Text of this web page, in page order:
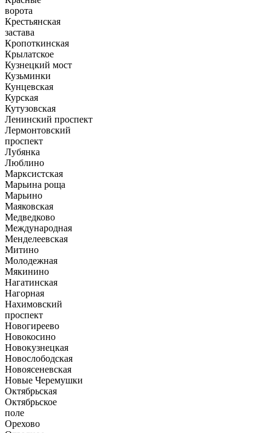
ворота
Крестьянская
застава
Кропоткинская
Крылатское
Кузнецкий мост
Кузьминки
Кунцевская
Курская
Кутузовская
Ленинский проспект
Лермонтовский
проспект
Лубянка
Люблино
Марксистская
Марьина роща
Марьино
Маяковская
Медведково
Международная
Менделеевская
Митино
Молодежная
Мякинино
Нагатинская
Нагорная
Нахимовский
проспект
Новогиреево
Новокосино
Новокузнецкая
Новослободская
Новоясеневская
Новые Черемушки
Октябрьская
Октябрьское
поле
Орехово